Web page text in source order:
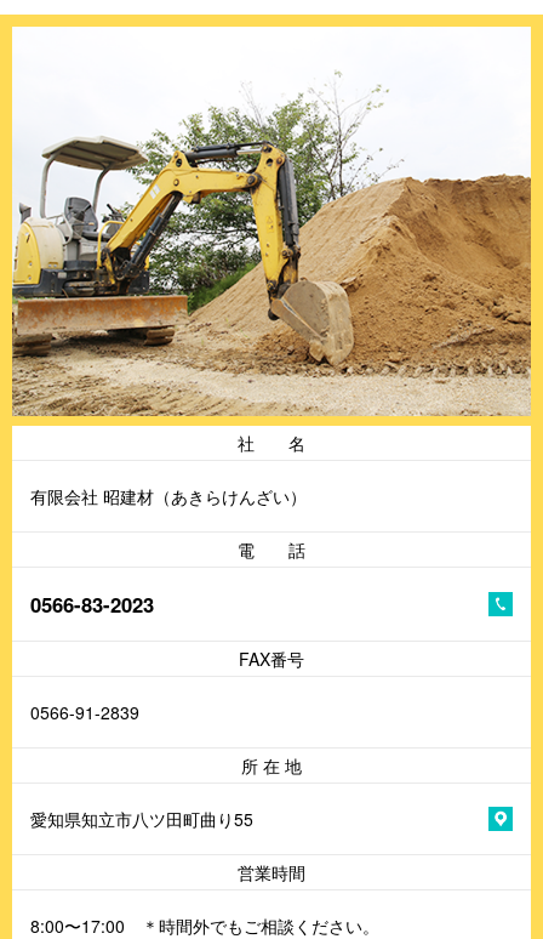
社 名
有限会社 昭建材（あきらけんざい）
電 話
0566-83-2023
FAX番号
0566-91-2839
所 在 地
愛知県知立市八ツ田町曲り55
営業時間
8:00〜17:00 ＊時間外でもご相談ください。